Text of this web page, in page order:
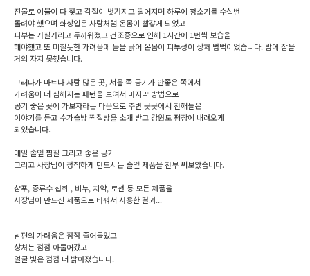
진물로 이불이 다 젖고 각질이 벗겨지고 떨어지며 하루에 청소기를 수십번
돌려야 했으며 화상입은 사람처럼 온몸이 빨갛게 되었고
피부는 거칠거리고 두꺼워졌고 건조증으로 인해 1시간에 1번씩 보습을
해야했고 또 미칠듯한 가려움에 몸을 긁어 온몸이 피투성이 상처 범벅이었습니다. 밤에 잠을
거의 자지 못했습니다.
그러다가 마트나 사람 많은 곳, 서울 쪽 공기가 안좋은 쪽에서
가려움이 더 심해지는 패턴을 보여서 마지막 방법으로
공기 좋은 곳에 가보자라는 마음으로 주변 곳곳에서 전해들은
이야기를 듣고 수가솔방 찜질방을 소개 받고 강원도 평창에 내려오게
되었습니다.
매일 솔잎 찜질 그리고 좋은 공기
그리고 사장님이 정직하게 만드시는 솔잎 제품을 전부 써보았습니다.
샴푸, 증류수 섭취 , 비누, 치약, 로션 등 모든 제품을
사장님이 만드신 제품으로 바꿔서 사용한 결과...
남편의 가려움은 점점 줄어들었고
상처는 점점 아물어갔고
얼굴 빛은 점점 더 밝아졌습니다.